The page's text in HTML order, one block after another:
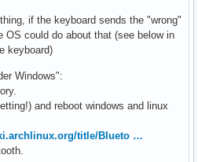
if the keyboard sends the "wrong"
OS could do about that (see below in
keyboard)
Windows":
and reboot windows and linux
title/Blueto …